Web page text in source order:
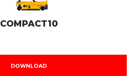
COMPACT10
DOWNLOAD